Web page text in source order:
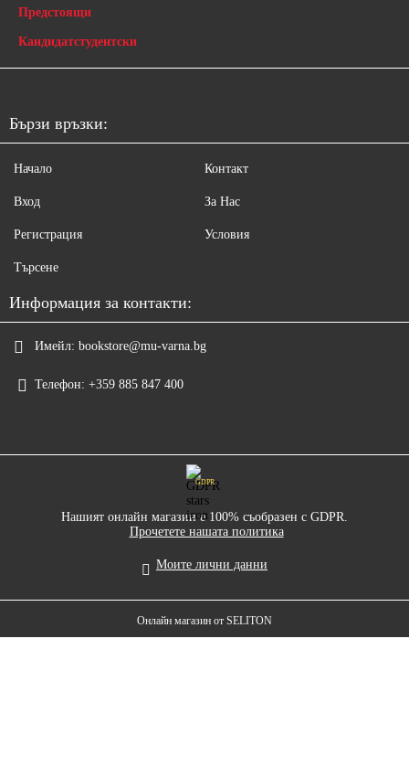
Предстоящи
Кандидатстудентски
Бързи връзки:
Начало
Вход
Регистрация
Търсене
Контакт
За Нас
Условия
Информация за контакти:
Имейл: bookstore@mu-varna.bg
Телефон: +359 885 847 400
GDPR
Нашият онлайн магазин е 100% съобразен с GDPR.
Прочетете нашата политика
Моите лични данни
Онлайн магазин от SELITON